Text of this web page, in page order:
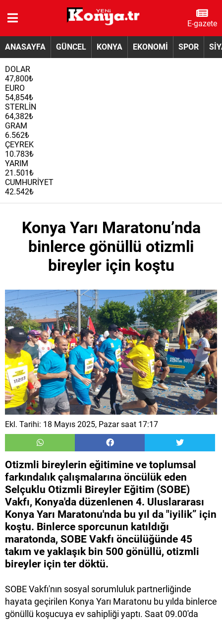
E-gazete
ANASAYFA GÜNCEL KONYA EKONOMİ SPOR
DOLAR
47,800₺
EURO
54,854₺
STERLİN
64,382₺
GRAM
6.562₺
ÇEYREK
10.783₺
YARIM
21.501₺
CUMHURİYET
42.542₺
Konya Yarı Maratonu’nda
binlerce gönüllü otizmli
bireyler için koştu
Ekl. Tarihi: 18 Mayıs 2025, Pazar saat 17:17
Otizmli bireylerin eğitimine ve toplumsal
farkındalık çalışmalarına öncülük eden
Selçuklu Otizmli Bireyler Eğitim (SOBE)
Vakfı, Konya'da düzenlenen 4. Uluslararası
Konya Yarı Maratonu'nda bu yıl da "iyilik” için
koştu. Binlerce sporcunun katıldığı
maratonda, SOBE Vakfı öncülüğünde 45
takım ve yaklaşık bin 500 gönüllü, otizmli
bireyler için ter döktü.
SOBE Vakfı'nın sosyal sorumluluk partnerliğinde
hayata geçirilen Konya Yarı Maratonu bu yılda binlerce
gönüllü koşucuya ev sahipliği yaptı. Saat 09.00'da